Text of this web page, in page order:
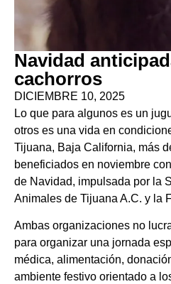
Navidad
cachorros
DICIEMBRE 10, 2025
Lo que para algunos es un
otros es una vida en
Tijuana, Baja California, más
beneficiados en noviembre
de Navidad, impulsada por la
Animales de Tijuana A.C. y la
Ambas organizaciones no
para organizar una jornada
médica, alimentación,
ambiente festivo orientado a